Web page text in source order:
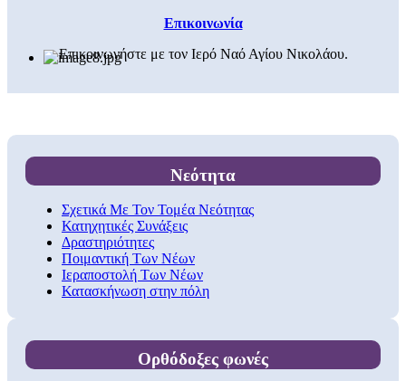
Επικοινωνία
Επικοινωνήστε με τον Ιερό Ναό Αγίου Νικολάου.
Νεότητα
Σχετικά Με Τον Τομέα Νεότητας
Κατηχητικές Συνάξεις
Δραστηριότητες
Ποιμαντική Των Νέων
Ιεραποστολή Των Νέων
Κατασκήνωση στην πόλη
Ορθόδοξες φωνές